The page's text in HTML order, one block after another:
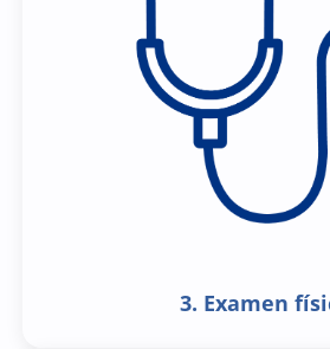
3. Examen